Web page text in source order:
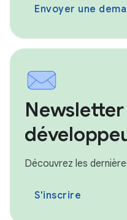
Envoyer une
Découvrez les
S'inscrire